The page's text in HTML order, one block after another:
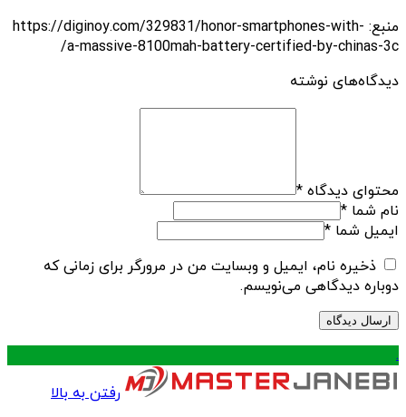
منبع: https://diginoy.com/329831/honor-smartphones-with-
a-massive-8100mah-battery-certified-by-chinas-3c/
دیدگاه‌های نوشته
محتوای دیدگاه *
نام شما *
ایمیل شما *
ذخیره نام، ایمیل و وبسایت من در مرورگر برای زمانی که
دوباره دیدگاهی می‌نویسم.
.
رفتن به بالا